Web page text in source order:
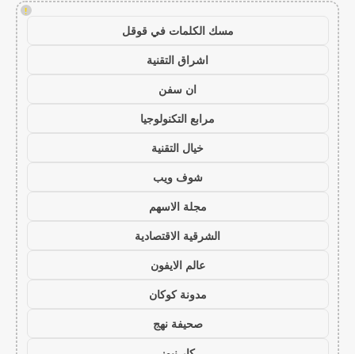
!
مسك الكلمات في قوقل
اشراق التقنية
ان سفن
مرابع التكنولوجيا
خيال التقنية
شوف ويب
مجلة الاسهم
الشرقية الاقتصادية
عالم الايفون
مدونة كوكان
صحيفة نهج